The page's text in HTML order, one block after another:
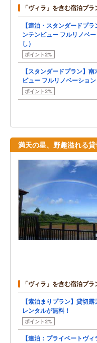
「ヴィラ」を含む宿泊プラ
【連泊・スタンダードプ
ンテンビュー フルリノベ
し）
ポイント2%
【スタンダードプラン】
ビュー フルリノベーション
ポイント2%
満天の星、野趣溢れる
「ヴィラ」を含む宿泊プラ
【素泊まりプラン】貸切
レンタルが無料！
ポイント2%
【連泊：プライベートヴ